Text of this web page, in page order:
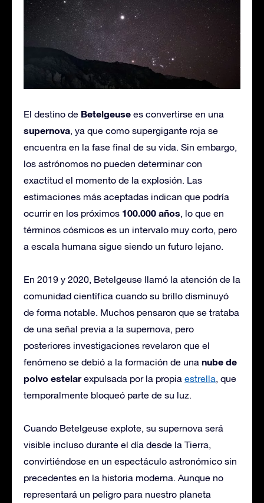
El destino de Betelgeuse es convertirse en una
supernova, ya que como supergigante roja se
encuentra en la fase final de su vida. Sin embargo,
los astrónomos no pueden determinar con
exactitud el momento de la explosión. Las
estimaciones más aceptadas indican que podría
ocurrir en los próximos 100.000 años, lo que en
términos cósmicos es un intervalo muy corto, pero
a escala humana sigue siendo un futuro lejano.
En 2019 y 2020, Betelgeuse llamó la atención de la
comunidad científica cuando su brillo disminuyó
de forma notable. Muchos pensaron que se trataba
de una señal previa a la supernova, pero
posteriores investigaciones revelaron que el
fenómeno se debió a la formación de una nube de
polvo estelarexpulsada por la propia estrella, que
temporalmente bloqueó parte de su luz.
Cuando Betelgeuse explote, su supernova será
visible incluso durante el día desde la Tierra,
convirtiéndose en un espectáculo astronómico sin
precedentes en la historia moderna. Aunque no
representará un peligro para nuestro planeta